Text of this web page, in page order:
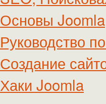
Основы Joomla
Руководство
Создание
Хаки Joomla